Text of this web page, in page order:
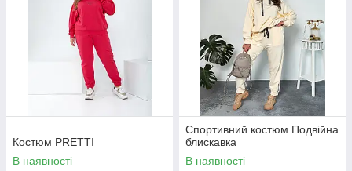
Костюм PRETTI
В наявності
Спортивний костюм Подвійна
блискавка
В наявності